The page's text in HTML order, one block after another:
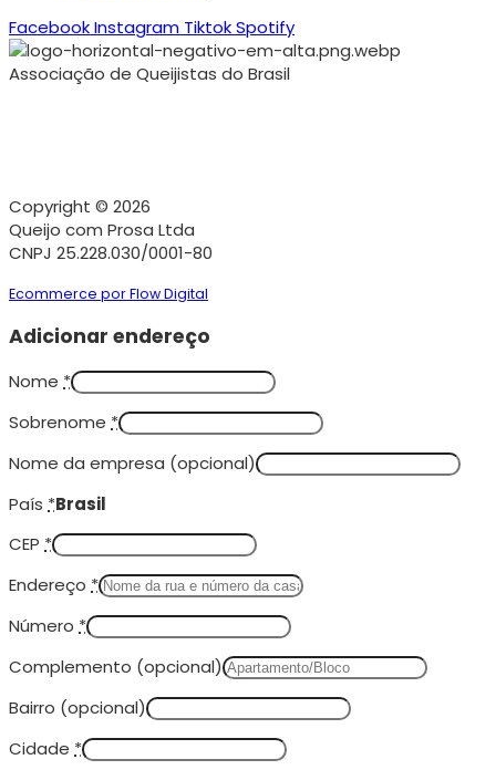
FacebookInstagram TiktokSpotify
Associação de Queijistas do Brasil
Copyright © 2026
Queijo com Prosa Ltda
CNPJ 25.228.030/0001-80
Ecommerce por Flow Digital
Adicionar endereço
Nome *
Sobrenome *
Nome da empresa (opcional)
País *Brasil
CEP *
Endereço *
Número *
Complemento (opcional)
Bairro (opcional)
Cidade *